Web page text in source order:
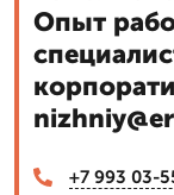
Опыт
+7 993 03-